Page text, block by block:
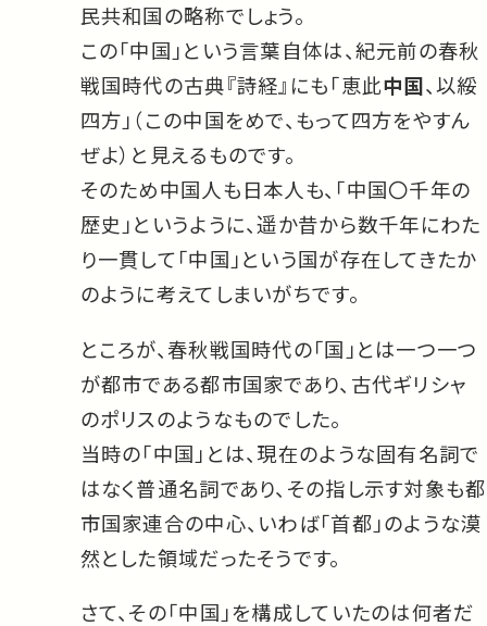
民共和国の略称でしょう。
この「中国」という言葉自体は、紀元前の春秋
戦国時代の古典『詩経』にも「恵此中国、以綏
四方」（この中国をめで、もって四方をやすん
ぜよ）と見えるものです。
そのため中国人も日本人も、「中国〇千年の
歴史」というように、遥か昔から数千年にわた
り一貫して「中国」という国が存在してきたか
のように考えてしまいがちです。
ところが、春秋戦国時代の「国」とは一つ一つ
が都市である都市国家であり、古代ギリシャ
のポリスのようなものでした。
当時の「中国」とは、現在のような固有名詞で
はなく普通名詞であり、その指し示す対象も都
市国家連合の中心、いわば「首都」のような漠
然とした領域だったそうです。
さて、その「中国」を構成していたのは何者だ